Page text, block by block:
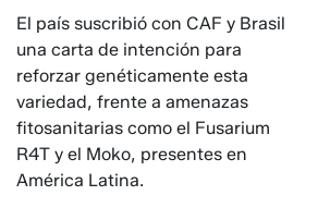
El país suscribió con CAF y Brasil
una carta de intención para
reforzar genéticamente esta
variedad, frente a amenazas
fitosanitarias como el Fusarium
R4T y el Moko, presentes en
América Latina.